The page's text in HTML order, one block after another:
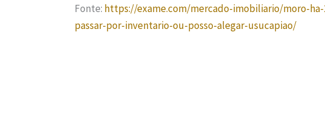
Fonte: https://exame.com/mercado-imobiliario/moro-
passar-por-inventario-ou-posso-alegar-usucapiao/